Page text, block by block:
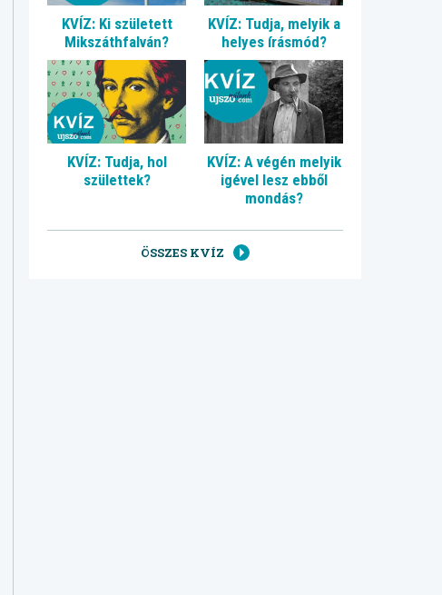
KVÍZ: Ki született
Mikszáthfalván?
KVÍZ: Tudja, melyik a
helyes írásmód?
KVÍZ: Tudja, hol
születtek?
KVÍZ: A végén melyik
igével lesz ebből
mondás?
ÖSSZES KVÍZ